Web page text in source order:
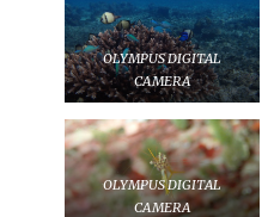
OLYMPUS DIGITAL
CAMERA
OLYMPUS DIGITAL
CAMERA